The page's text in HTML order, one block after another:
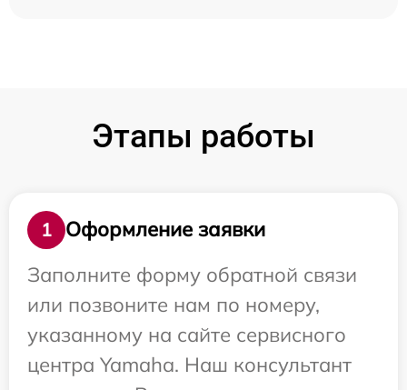
Этапы работы
1
Оформление заявки
Заполните форму обратной связи
или позвоните нам по номеру,
указанному на сайте сервисного
центра Yamaha. Наш консультант